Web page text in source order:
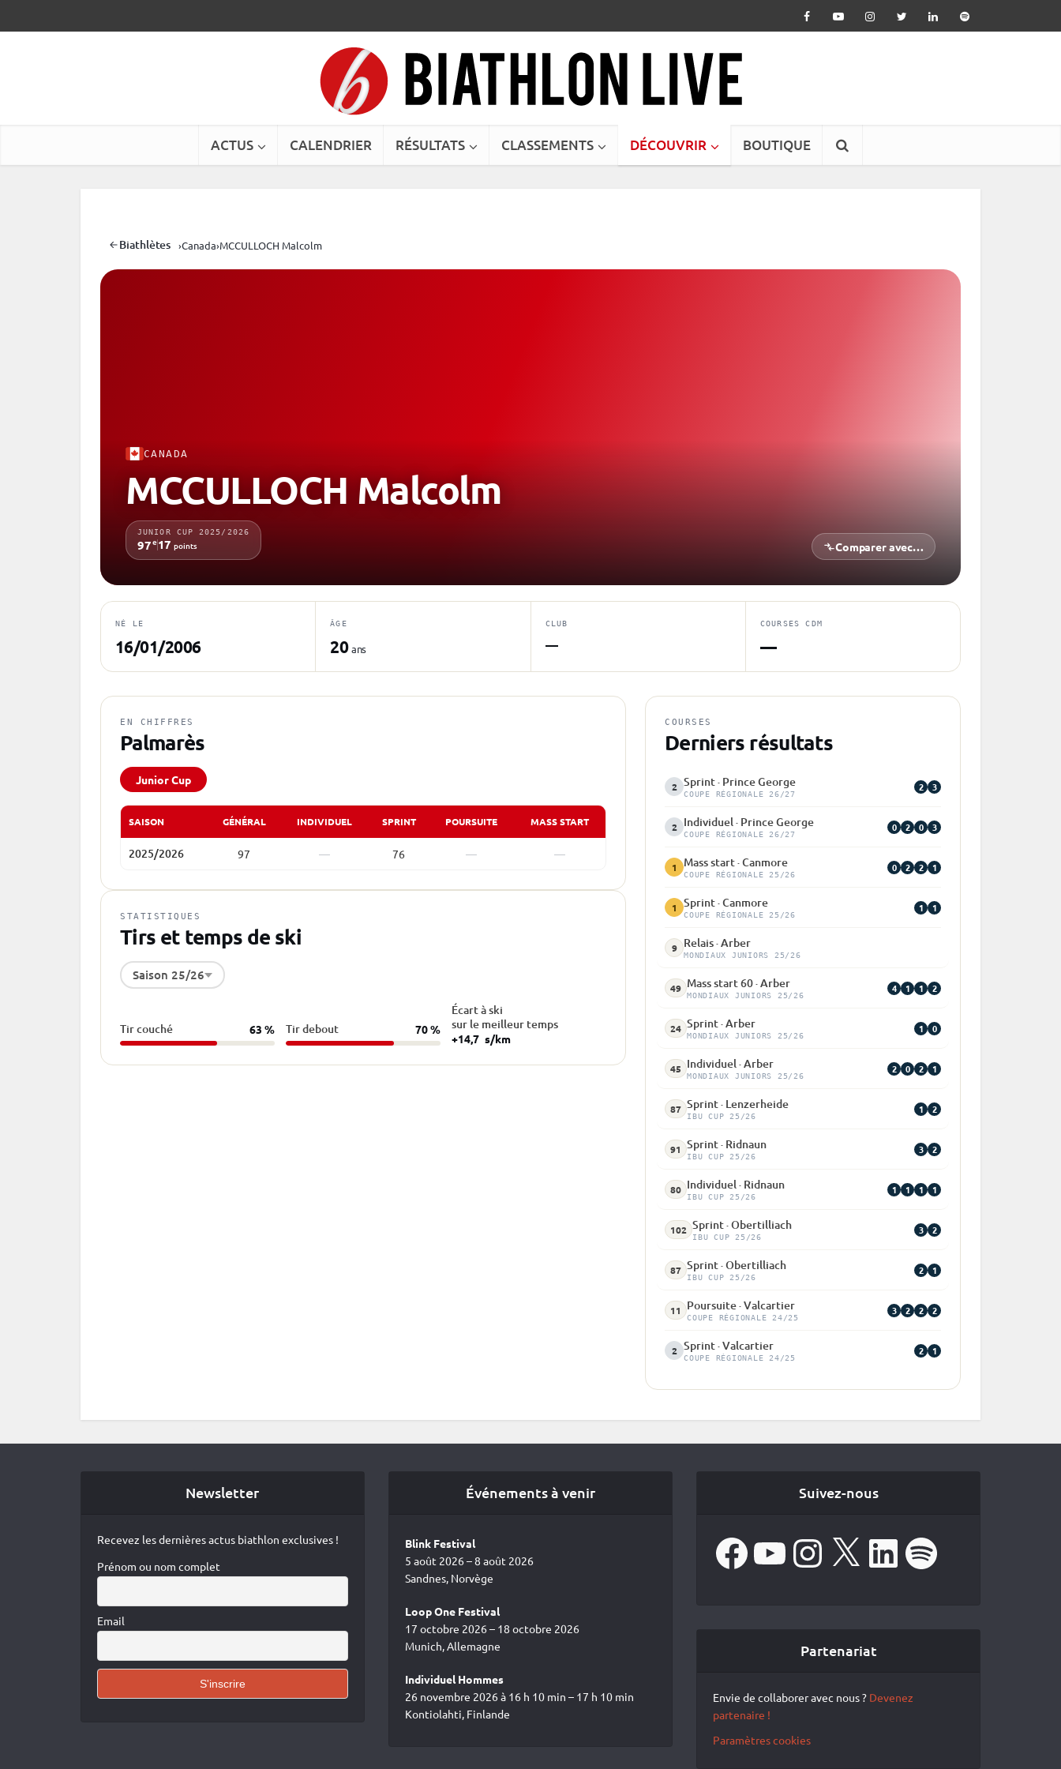
ACTUS CALENDRIER RÉSULTATS CLASSEMENTS DÉCOUVRIR BOUTIQUE
Biathlètes ›Canada›MCCULLOCH Malcolm
CANADA
MCCULLOCH Malcolm
JUNIOR CUP 2025/2026
97e17 points Comparer avec…
NÉ LE
16/01/2006
ÂGE
20 ans
CLUB
—
COURSES CDM
—
EN CHIFFRES
Palmarès
Junior Cup
SAISON GÉNÉRAL INDIVIDUEL SPRINT POURSUITE MASS START
2025/2026 97 — 76 — —
STATISTIQUES
Tirs et temps de ski
Saison 25/26
Tir couché 63 % Tir debout 70 %
Écart à ski
sur le meilleur temps
+14,7 s/km
COURSES
Derniers résultats
2 Sprint · Prince George
COUPE RÉGIONALE 26/27
2 3
2 Individuel · Prince George
COUPE RÉGIONALE 26/27
0 2 0 3
1 Mass start · Canmore
COUPE RÉGIONALE 25/26
0 2 2 1
1 Sprint · Canmore
COUPE RÉGIONALE 25/26
1 1
9 Relais · Arber
MONDIAUX JUNIORS 25/26
49 Mass start 60 · Arber
MONDIAUX JUNIORS 25/26
4 1 1 2
24 Sprint · Arber
MONDIAUX JUNIORS 25/26
1 0
45 Individuel · Arber
MONDIAUX JUNIORS 25/26
2 0 2 1
87 Sprint · Lenzerheide
IBU CUP 25/26
1 2
91 Sprint · Ridnaun
IBU CUP 25/26
3 2
80 Individuel · Ridnaun
IBU CUP 25/26
1 1 1 1
102 Sprint · Obertilliach
IBU CUP 25/26
3 2
87 Sprint · Obertilliach
IBU CUP 25/26
2 1
11 Poursuite · Valcartier
COUPE RÉGIONALE 24/25
3 2 2 2
2 Sprint · Valcartier
COUPE RÉGIONALE 24/25
2 1
Newsletter
Recevez les dernières actus biathlon exclusives !
Prénom ou nom complet
Email
Événements à venir
Blink Festival
5 août 2026 – 8 août 2026
Sandnes, Norvège
Loop One Festival
17 octobre 2026 – 18 octobre 2026
Munich, Allemagne
Individuel Hommes
26 novembre 2026 à 16 h 10 min – 17 h 10 min
Kontiolahti, Finlande
Suivez-nous
FacebookYouTube Instagram
X LinkedIn Spotify
Partenariat
Envie de collaborer avec nous ? Devenez
partenaire !
Paramètres cookies